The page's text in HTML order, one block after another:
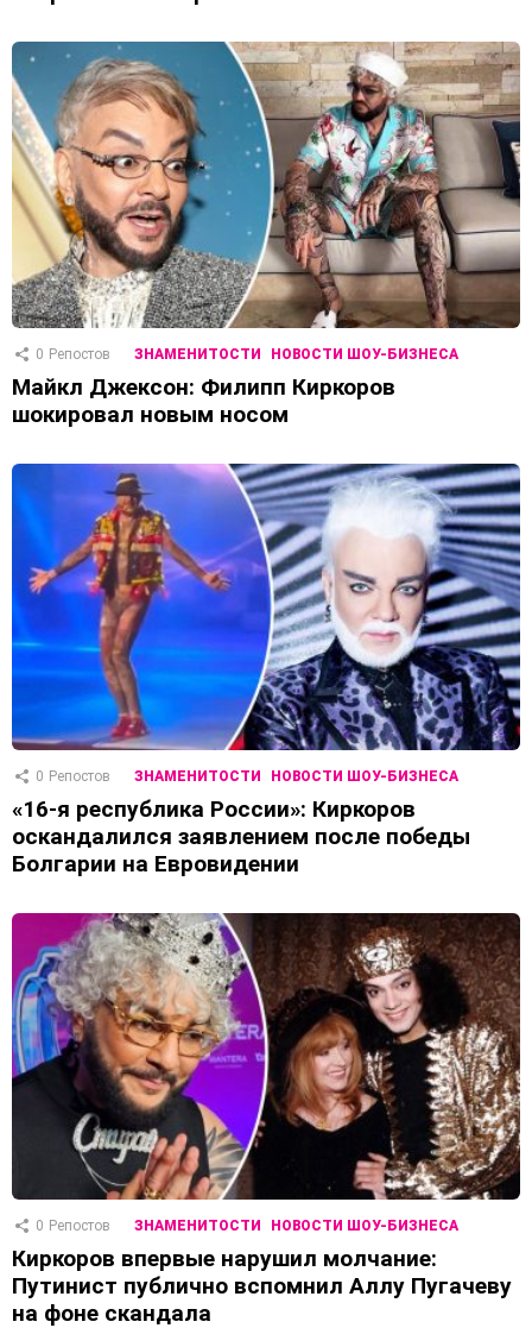
0 Репостов ЗНАМЕНИТОСТИ НОВОСТИ ШОУ-БИЗНЕСА
Майкл Джексон: Филипп Киркоров
шокировал новым носом
0 Репостов ЗНАМЕНИТОСТИ НОВОСТИ ШОУ-БИЗНЕСА
«16-я республика России»: Киркоров
оскандалился заявлением после победы
Болгарии на Евровидении
0 Репостов ЗНАМЕНИТОСТИ НОВОСТИ ШОУ-БИЗНЕСА
Киркоров впервые нарушил молчание:
Путинист публично вспомнил Аллу Пугачеву
на фоне скандала